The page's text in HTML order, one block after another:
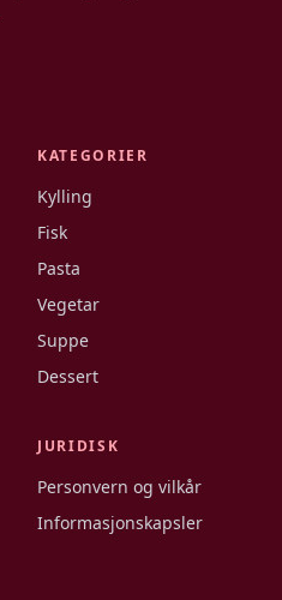
KATEGORIER
Kylling
Fisk
Pasta
Vegetar
Suppe
Dessert
JURIDISK
Personvern og vilkår
Informasjonskapsler